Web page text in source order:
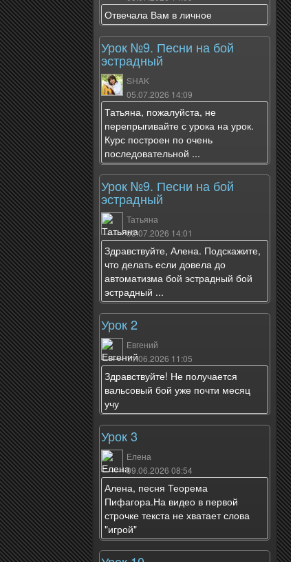
Отвечала Вам в личное
Урок №9. Песни на бой
эстрадный
SHAK
05.07.2026 14:09
Татьяна, пожалуйста, не
перепрыгивайте с урока на урок.
Курс построен по очень
последовательной ...
Урок №9. Песни на бой
эстрадный
Татьяна
03.07.2026 14:01
Здравствуйте, Алена. Подскажите,
что делать если довела до
автоматизма бой эстрадный бой
эстрадный ...
Урок 2
Евгений
11.06.2026 11:05
Здравствуйте! Не получается
вальсовый бой уже почти месяц
учу
Урок 3
Елена
09.06.2026 08:54
Алена, песня Теорема
Пифагора.На видео в первой
строчке текста не хватает слова
"игрой"